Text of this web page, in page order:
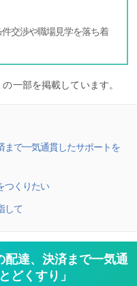
交渉や職場見学を落ち着
一部を掲載しています。
まで一気通貫したサポートを
つくりたい
して
配達、決済まで一気通
どくすり」